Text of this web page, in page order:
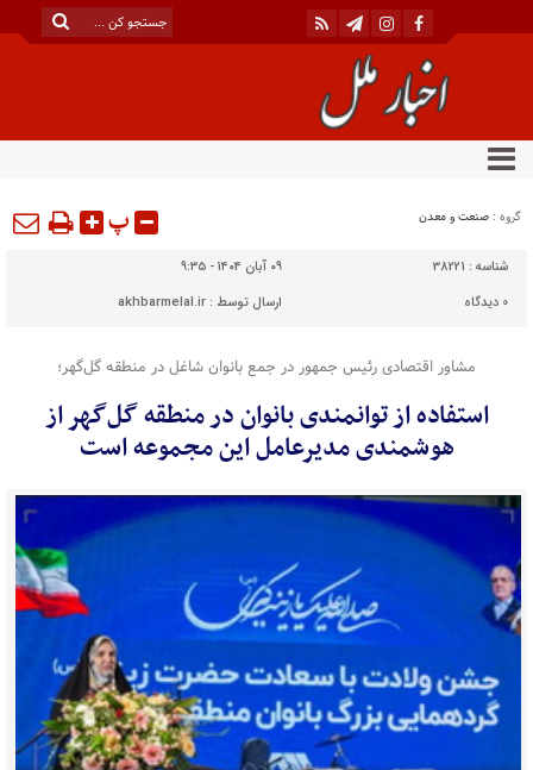
گروه : صنعت و معدن پ
شناسه : 38221
۰۹ آبان ۱۴۰۴ - ۹:۳۵
0 دیدگاه ارسال توسط :akhbarmelal.ir
مشاور اقتصادی رئیس جمهور در جمع بانوان شاغل در منطقه گل‌گهر؛
استفاده از توانمندی بانوان در منطقه گل‌گهر از
هوشمندی مدیرعامل این مجموعه است